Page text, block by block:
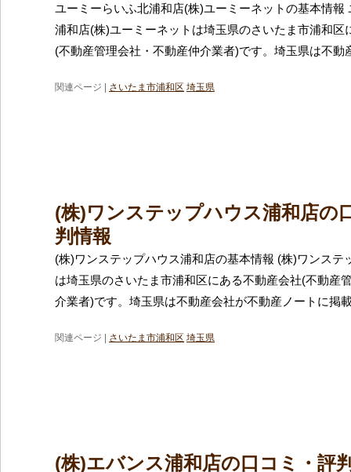
ユーミーらいふ北浦和店(株)ユーミーネットの基本情報
浦和店(株)ユーミーネットは埼玉県のさいたま市浦和区
(不動産管理会社・不動産仲介業者)です。埼玉県は不動
関連ページ | さいたま市浦和区 埼玉県
(株)ワンステップハウス浦和店の
判情報
(株)ワンステップハウス浦和店の基本情報 (株)ワンステ
は埼玉県のさいたま市浦和区にある不動産会社(不動産
介業者)です。埼玉県は不動産会社が不動産ノートに掲
関連ページ | さいたま市浦和区 埼玉県
(株)エバンス浦和店の口コミ・評